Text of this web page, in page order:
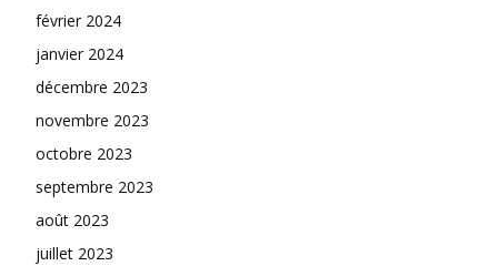
février 2024
janvier 2024
décembre 2023
novembre 2023
octobre 2023
septembre 2023
août 2023
juillet 2023